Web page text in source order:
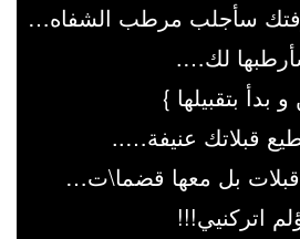
سأجلب مرطب الشفاه…
لك….
بدأ بتقبيلها }
قبلاتك عنيفة…..
بل معها قضما\ت…
اتركنيي!!!